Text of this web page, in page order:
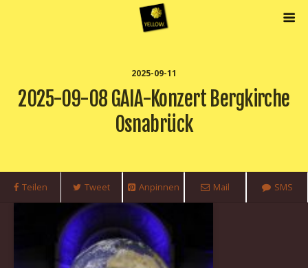
2025-09-11
2025-09-08 GAIA-Konzert Bergkirche
Osnabrück
Teilen Tweet Anpinnen Mail SMS